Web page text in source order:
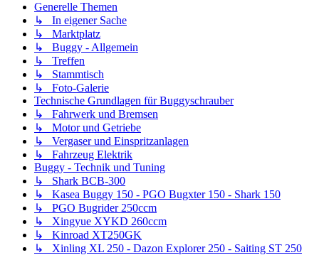
Generelle Themen
↳ In eigener Sache
↳ Marktplatz
↳ Buggy - Allgemein
↳ Treffen
↳ Stammtisch
↳ Foto-Galerie
Technische Grundlagen für Buggyschrauber
↳ Fahrwerk und Bremsen
↳ Motor und Getriebe
↳ Vergaser und Einspritzanlagen
↳ Fahrzeug Elektrik
Buggy - Technik und Tuning
↳ Shark BCB-300
↳ Kasea Buggy 150 - PGO Bugxter 150 - Shark 150
↳ PGO Bugrider 250ccm
↳ Xingyue XYKD 260ccm
↳ Kinroad XT250GK
↳ Xinling XL 250 - Dazon Explorer 250 - Saiting ST 250